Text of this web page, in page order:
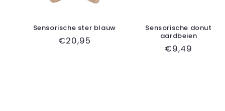
Sensorische ster blauw
Normale
€20,95
Sensorische donut
aardbeien
Normale
€9,49